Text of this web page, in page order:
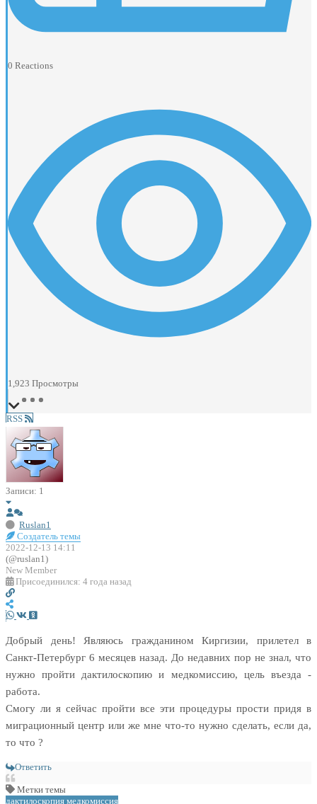
0 Reactions
1,923 Просмотры
RSS
Записи: 1
Ruslan1
Создатель темы
2022-12-13 14:11
(@ruslan1)
New Member
Присоединился: 4 года назад
Добрый день! Являюсь гражданином Киргизии, прилетел в
Санкт-Петербург 6 месяцев назад. До недавних пор не знал, что
нужно пройти дактилоскопию и медкомиссию, цель въезда -
работа.
Смогу ли я сейчас пройти все эти процедуры прости придя в
миграционный центр или же мне что-то нужно сделать, если да,
то что ?
Ответить
Метки темы
дактилоскопия медкомиссия